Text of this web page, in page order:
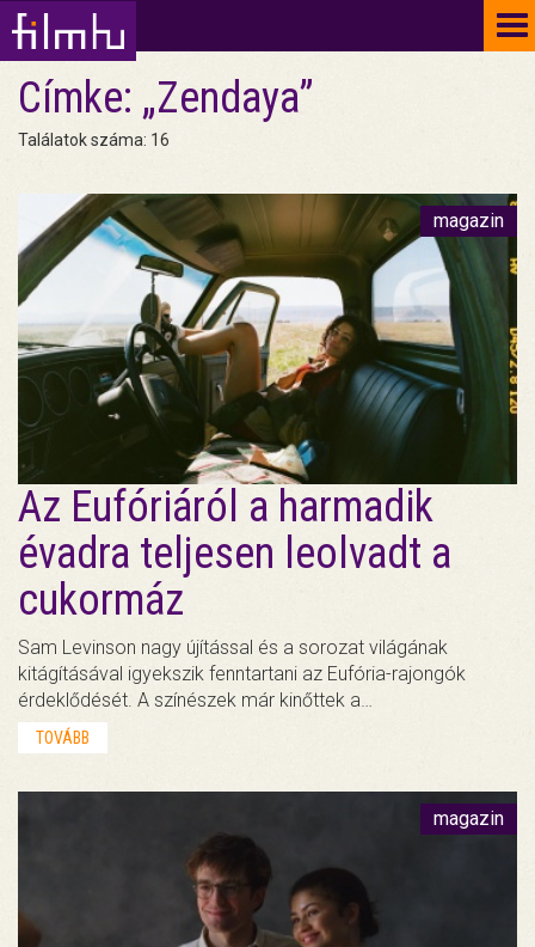
Címke: „Zendaya”
Találatok száma: 16
magazin
Az Eufóriáról a harmadik
évadra teljesen leolvadt a
cukormáz
Sam Levinson nagy újítással és a sorozat világának
kitágításával igyekszik fenntartani az Eufória-rajongók
érdeklődését. A színészek már kinőttek a…
TOVÁBB
magazin